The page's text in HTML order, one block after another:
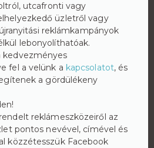
utcafronti vagy
üzletről vagy
reklámkampányok
lebonyolíthatóak.
kedvezményes
fel a velünk a kapcsolatot, és
a gördülékeny
reklámeszközeiről az
pontos nevével, címével és
közzétesszük Facebook